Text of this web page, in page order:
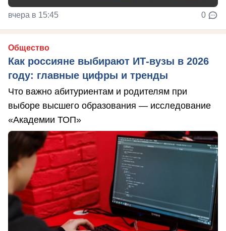
вчера в 15:45 0
Общество
Как россияне выбирают ИТ-вузы в 2026
году: главные цифры и тренды
Что важно абитуриентам и родителям при
выборе высшего образования — исследование
«Академии ТОП»